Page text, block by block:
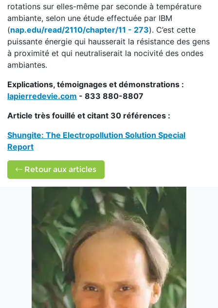
rotations sur elles-même par seconde à température
ambiante, selon une étude effectuée par IBM
(nap.edu/read/2110/chapter/11 - 273). C’est cette
puissante énergie qui hausserait la résistance des gens
à proximité et qui neutraliserait la nocivité des ondes
ambiantes.
Explications, témoignages et démonstrations :
lapierredevie.com - 833 880-8807
Article très fouillé et citant 30 références :
Shungite: The Electropollution Solution Special
Report
Retour aux articles